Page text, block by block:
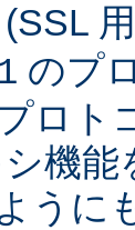
(SSL
のプ
ロト
機能
うに